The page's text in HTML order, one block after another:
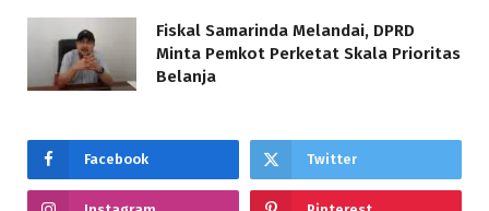
Fiskal Samarinda Melandai, DPRD
Minta Pemkot Perketat Skala Prioritas
Belanja
Facebook Twitter